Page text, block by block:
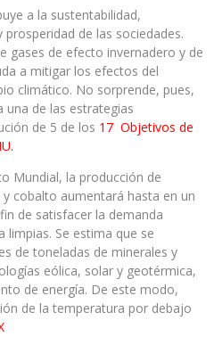
a la sustentabilidad,
de las sociedades.
gases de efecto invernadero y de
a mitigar los efectos del
climático. No sorprende, pues,
una de las estrategias
de 5 de los 17 Objetivos de
Mundial, la producción de
cobalto aumentará hasta en un
de satisfacer la demanda
limpias. Se estima que se
de toneladas de minerales y
eólica, solar y geotérmica,
de energía. De este modo,
de la temperatura por debajo